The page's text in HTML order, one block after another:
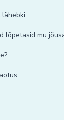
lõpetasid mu